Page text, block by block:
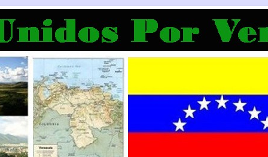
Democracia
le ha caido a esta tierra